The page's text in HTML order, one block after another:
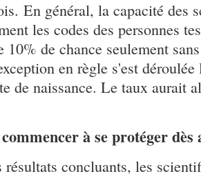
En général, la capacité des
les codes des personnes
10% de chance seulement
en règle s'est
de naissance. Le taux aurait
à se protéger
concluants, les